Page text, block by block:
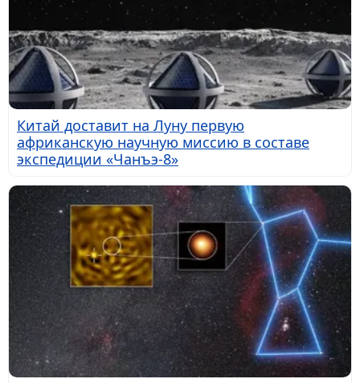
Китай доставит на Луну первую
африканскую научную миссию в составе
экспедиции «Чанъэ-8»